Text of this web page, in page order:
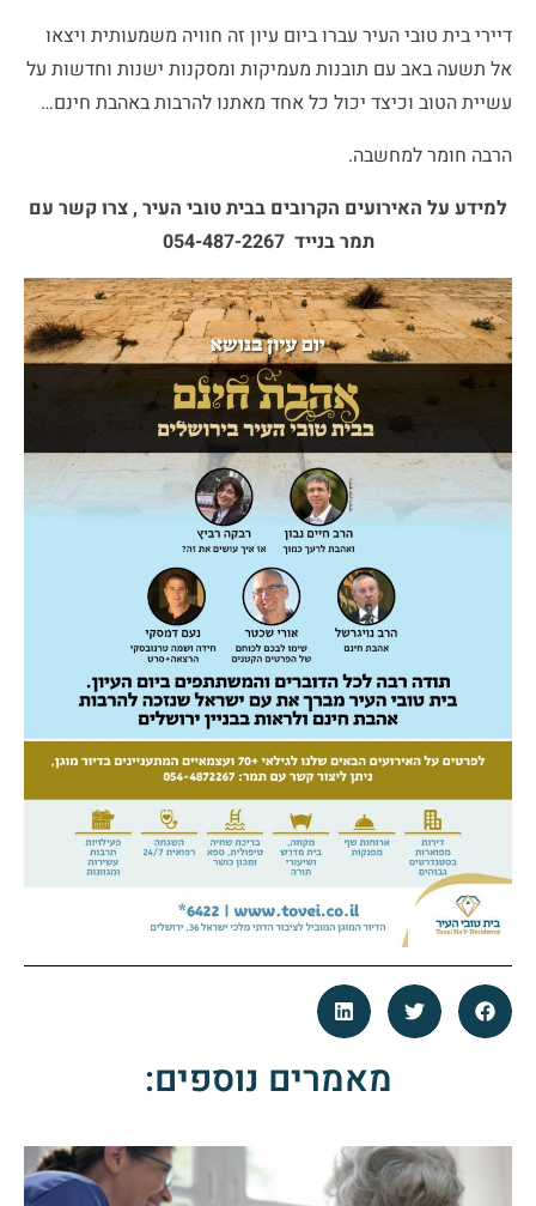
דיירי בית טובי העיר עברו ביום עיון זה חוויה משמעותית ויצאו
אל תשעה באב עם תובנות מעמיקות ומסקנות ישנות וחדשות על
עשיית הטוב וכיצד יכול כל אחד מאתנו להרבות באהבת חינם…
הרבה חומר למחשבה.
למידע על האירועים הקרובים בבית טובי העיר , צרו קשר עם
תמר בנייד 054-487-2267
מאמרים נוספים: